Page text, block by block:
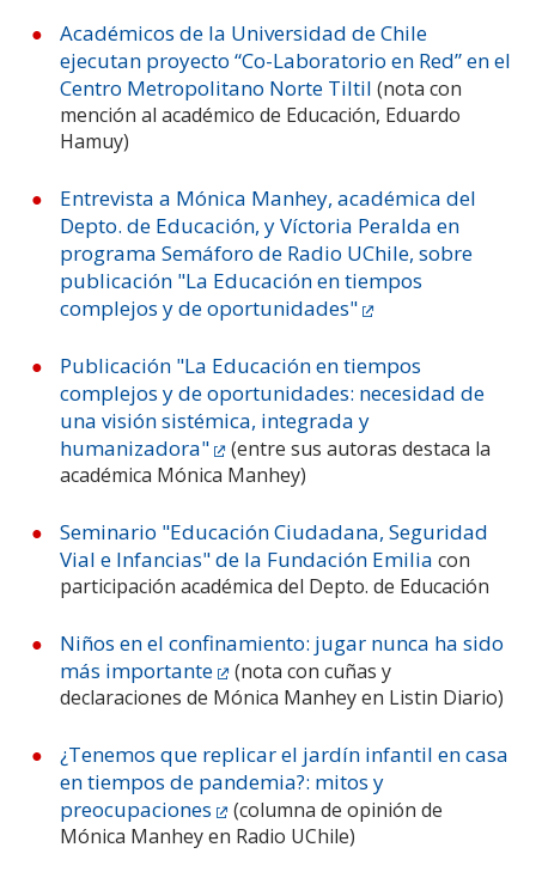
Académicos de la Universidad de Chile
ejecutan proyecto “Co-Laboratorio en Red” en el
Centro Metropolitano Norte Tiltil (nota con
mención al académico de Educación, Eduardo
Hamuy)
Entrevista a Mónica Manhey, académica del
Depto. de Educación, y Víctoria Peralda en
programa Semáforo de Radio UChile, sobre
publicación "La Educación en tiempos
complejos y de oportunidades"
Publicación "La Educación en tiempos
complejos y de oportunidades: necesidad de
una visión sistémica, integrada y
humanizadora"
(entre sus autoras destaca la
académica Mónica Manhey)
Seminario "Educación Ciudadana, Seguridad
Vial e Infancias" de la Fundación Emilia con
participación académica del Depto. de Educación
Niños en el confinamiento: jugar nunca ha sido
más importante
(nota con cuñas y
declaraciones de Mónica Manhey en Listin Diario)
¿Tenemos que replicar el jardín infantil en casa
en tiempos de pandemia?: mitos y
preocupaciones
(columna de opinión de
Mónica Manhey en Radio UChile)